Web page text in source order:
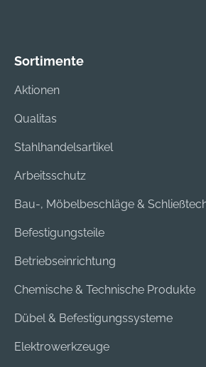
Sortimente
Aktionen
Qualitas
Stahlhandelsartikel
Arbeitsschutz
Bau-, Möbelbeschläge &
Befestigungsteile
Betriebseinrichtung
Chemische & Technische Produkte
Dübel & Befestigungssysteme
Elektrowerkzeuge